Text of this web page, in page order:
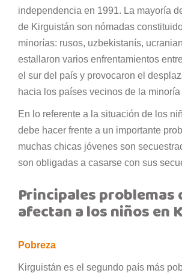
independencia en 1991. La mayoría
de Kirguistán son nómadas
minorías: rusos, uzbekistanís,
estallaron varios enfrentamientos
el sur del país y provocaron el
hacia los países vecinos de la minoría
En lo referente a la situación de los
debe hacer frente a un importante
muchas chicas jóvenes son
son obligadas a casarse con sus
Principales problemas
afectan a los niños en
Pobreza
Kirguistán es el segundo país más